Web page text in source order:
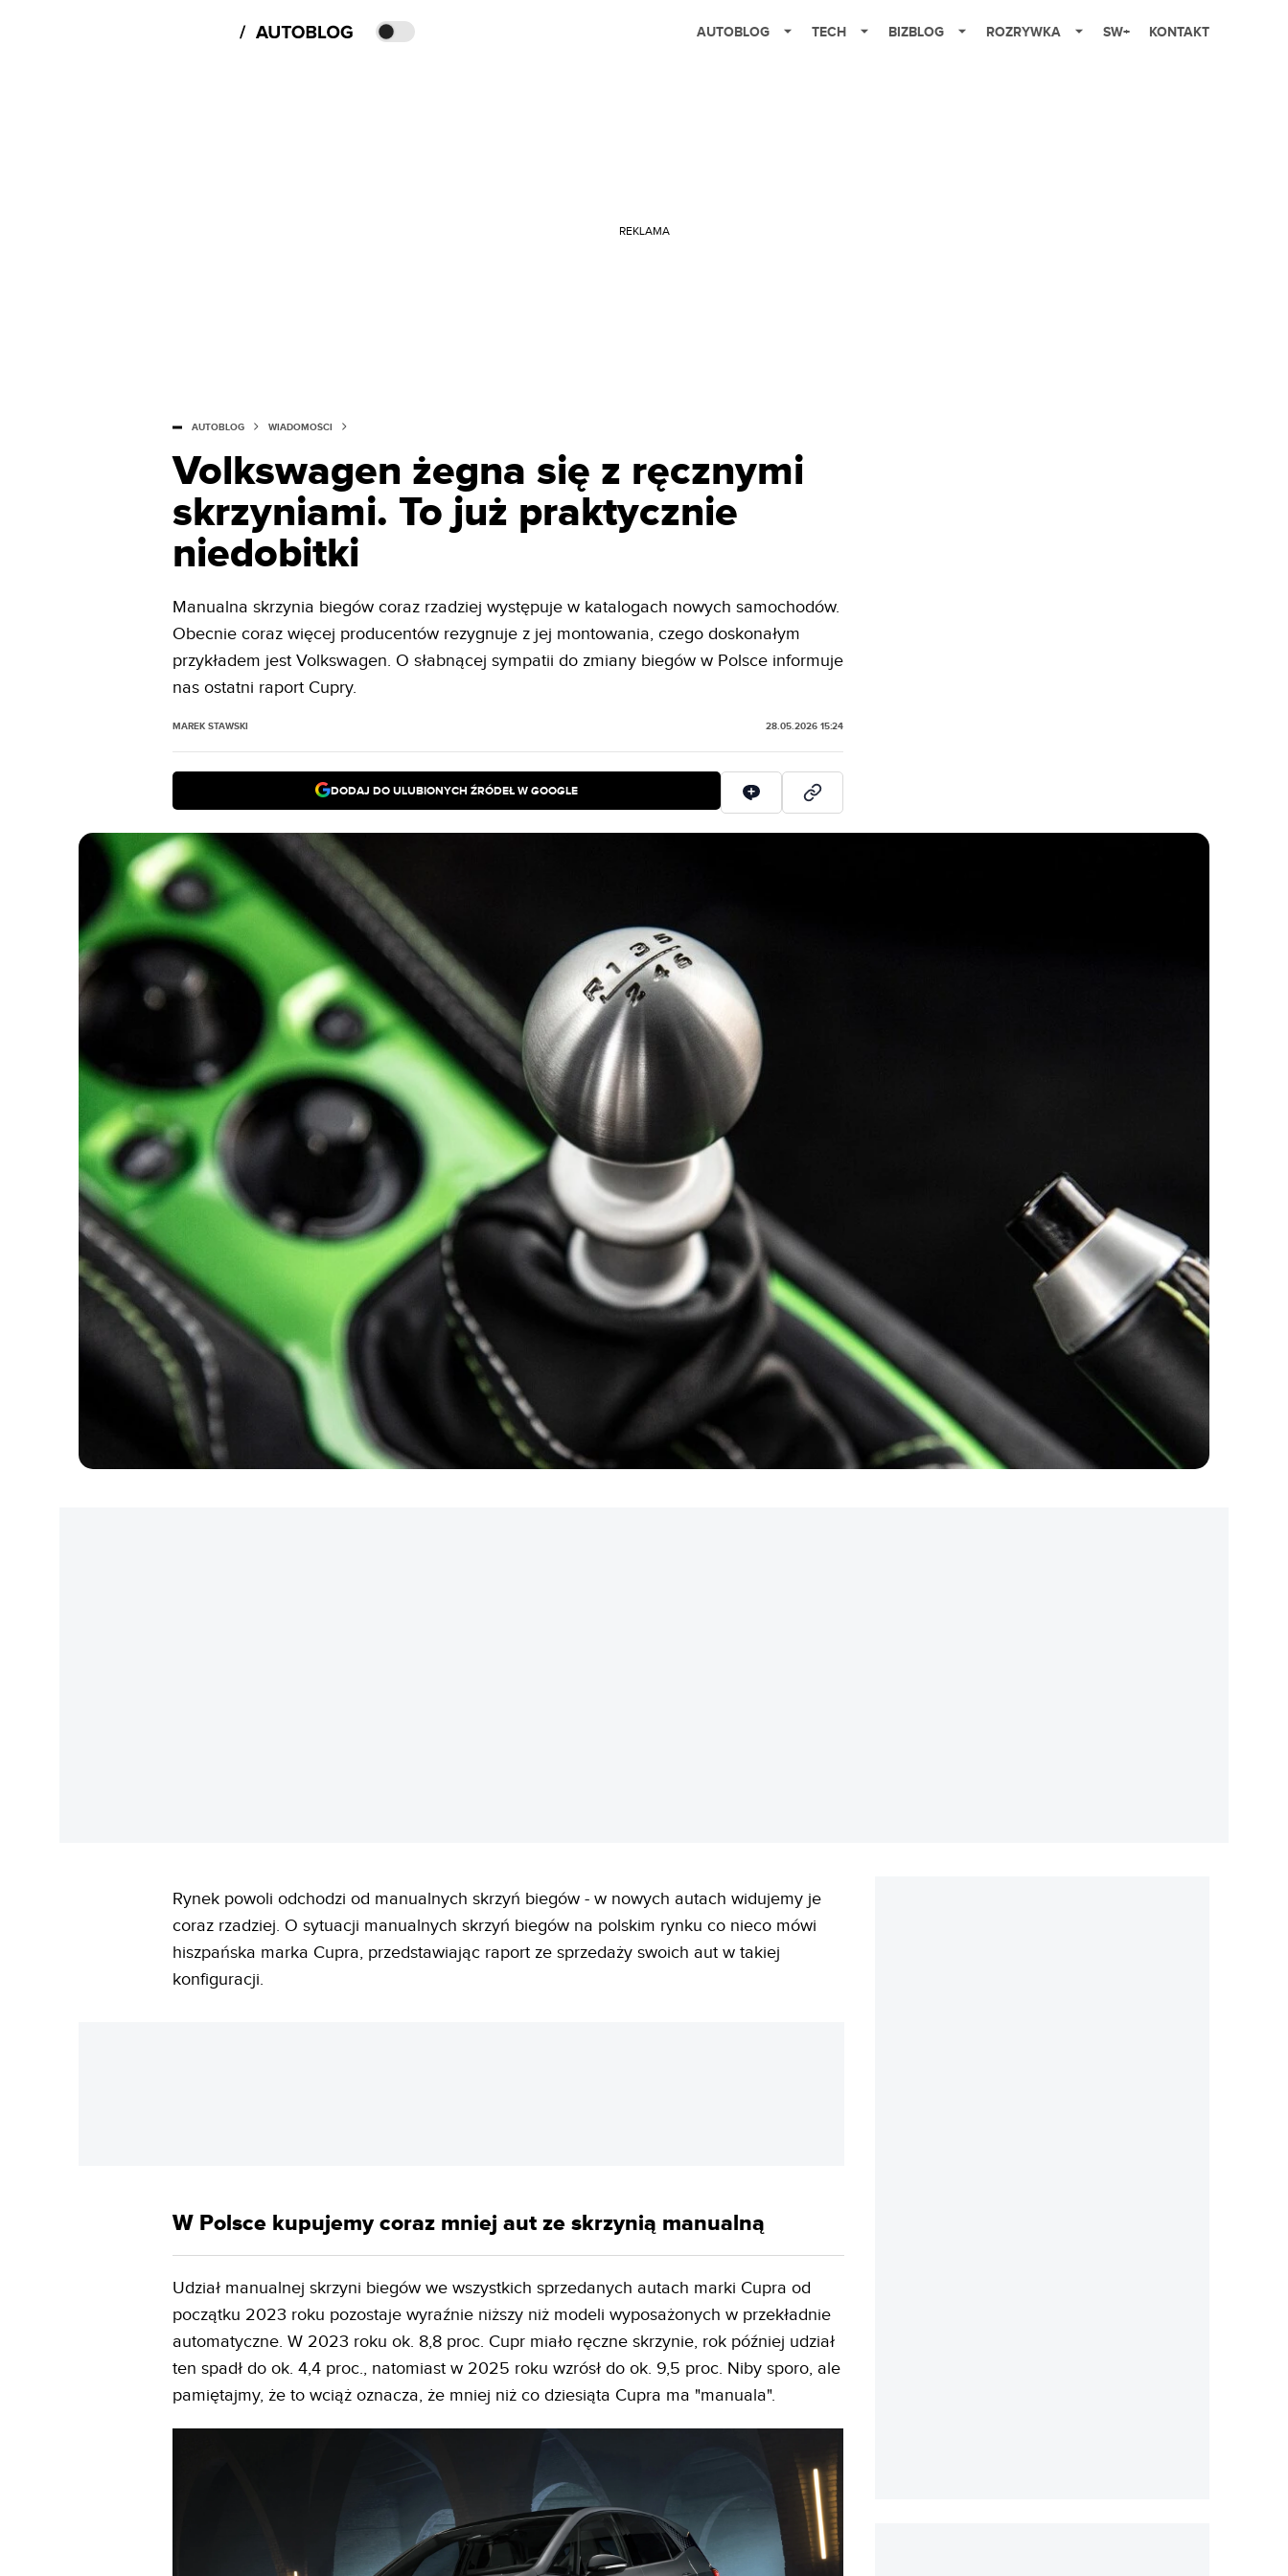
AUTOBLOG TECH BIZBLOG ROZRYWKA SW+ KONTAKT
REKLAMA
AUTOBLOG WIADOMOŚCI
Volkswagen żegna się z ręcznymi
skrzyniami. To już praktycznie
niedobitki
Manualna skrzynia biegów coraz rzadziej występuje w katalogach nowych samochodów.
Obecnie coraz więcej producentów rezygnuje z jej montowania, czego doskonałym
przykładem jest Volkswagen. O słabnącej sympatii do zmiany biegów w Polsce informuje
nas ostatni raport Cupry.
MAREK STAWSKI 28.05.2026 15:24
DODAJ DO ULUBIONYCH ŹRÓDEŁ W GOOGLE
Rynek powoli odchodzi od manualnych skrzyń biegów - w nowych autach widujemy je
coraz rzadziej. O sytuacji manualnych skrzyń biegów na polskim rynku co nieco mówi
hiszpańska marka Cupra, przedstawiając raport ze sprzedaży swoich aut w takiej
konfiguracji.
W Polsce kupujemy coraz mniej aut ze skrzynią manualną
Udział manualnej skrzyni biegów we wszystkich sprzedanych autach marki Cupra od
początku 2023 roku pozostaje wyraźnie niższy niż modeli wyposażonych w przekładnie
automatyczne. W 2023 roku ok. 8,8 proc. Cupr miało ręczne skrzynie, rok później udział
ten spadł do ok. 4,4 proc., natomiast w 2025 roku wzrósł do ok. 9,5 proc. Niby sporo, ale
pamiętajmy, że to wciąż oznacza, że mniej niż co dziesiąta Cupra ma "manuala".